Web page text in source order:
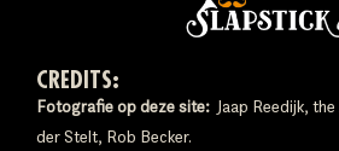
CREDITS:
Fotografie op deze site: Jaap Reedijk,
der Stelt, Rob Becker.